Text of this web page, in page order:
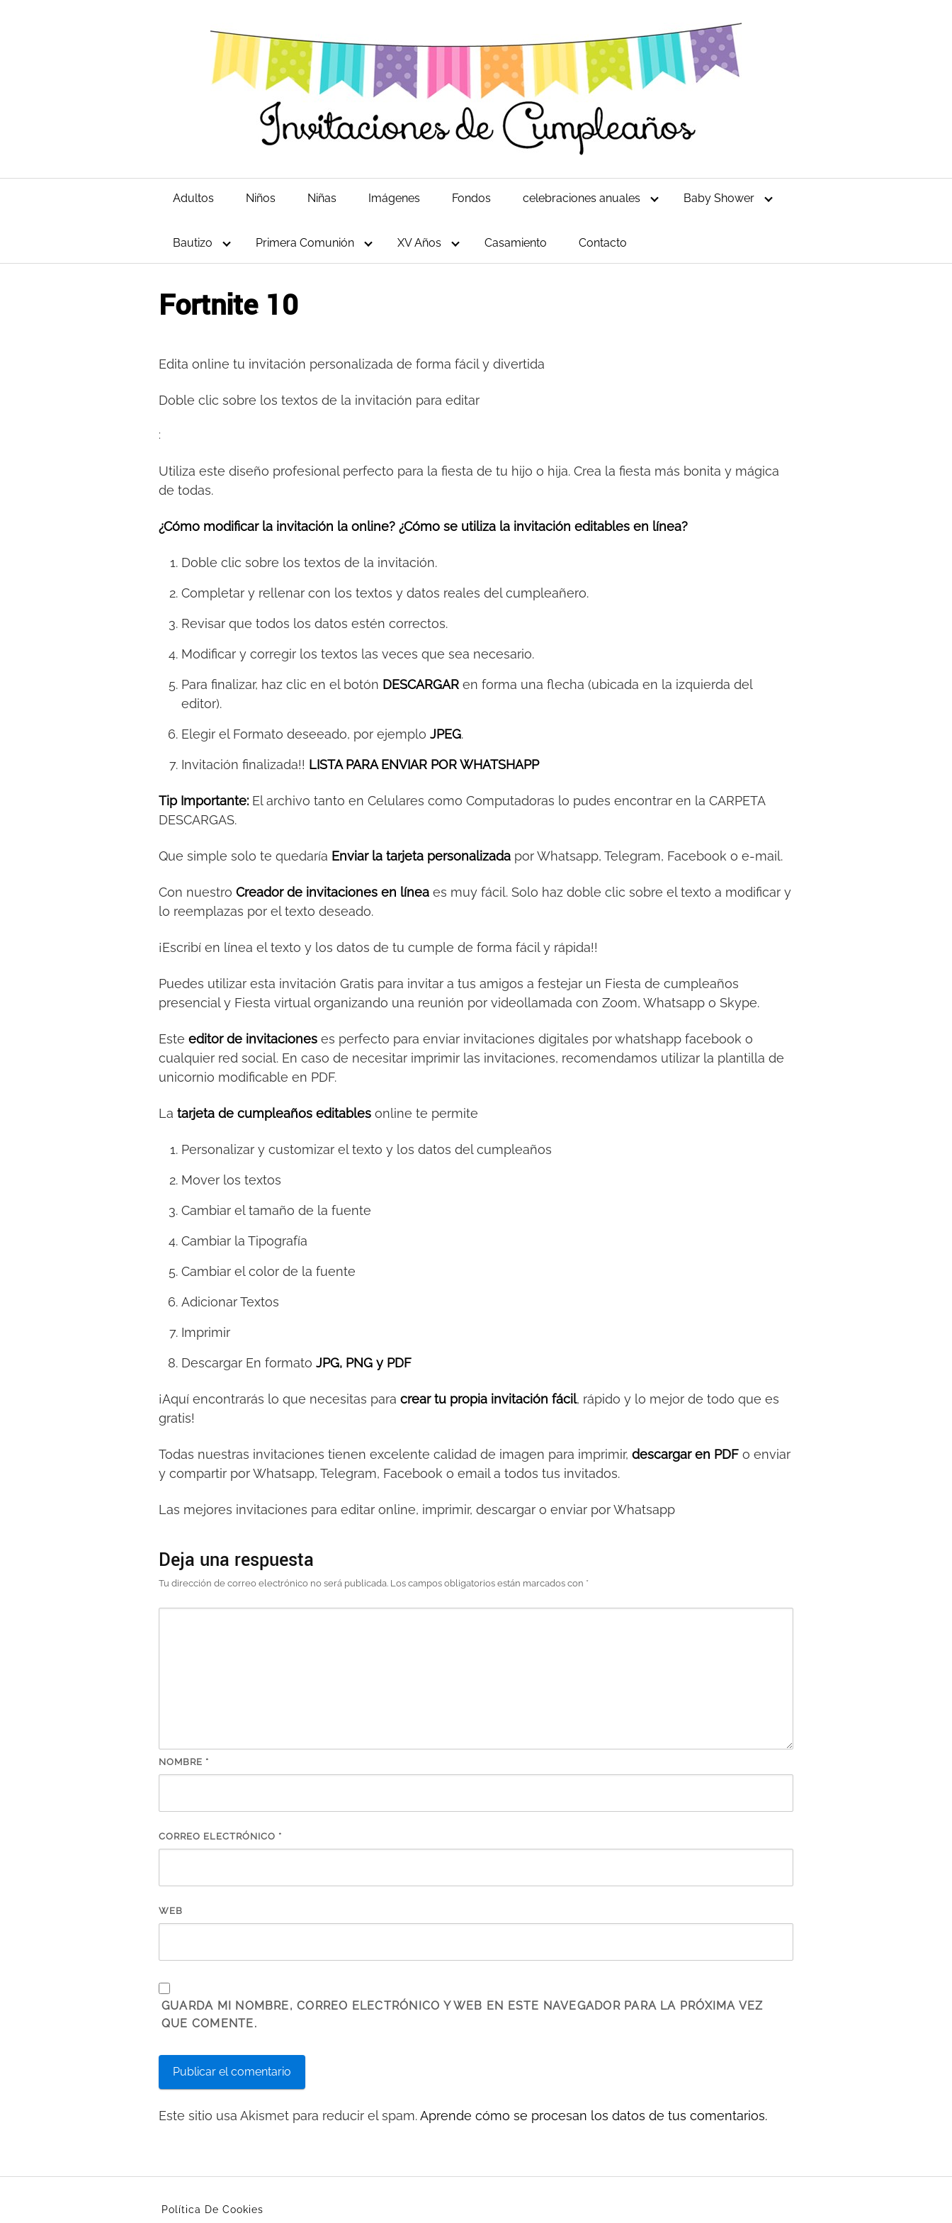
Adultos Niños Niñas Imágenes Fondos celebraciones anuales Baby Shower
Bautizo Primera Comunión XV Años Casamiento Contacto
Fortnite 10
Edita online tu invitación personalizada de forma fácil y divertida
Doble clic sobre los textos de la invitación para editar
:
Utiliza este diseño profesional perfecto para la fiesta de tu hijo o hija. Crea la fiesta más bonita y mágica
de todas.
¿Cómo modificar la invitación la online? ¿Cómo se utiliza la invitación editables en línea?
Doble clic sobre los textos de la invitación.
Completar y rellenar con los textos y datos reales del cumpleañero.
Revisar que todos los datos estén correctos.
Modificar y corregir los textos las veces que sea necesario.
Para finalizar, haz clic en el botón DESCARGAR en forma una flecha (ubicada en la izquierda del
editor).
Elegir el Formato deseeado, por ejemplo JPEG.
Invitación finalizada!! LISTA PARA ENVIAR POR WHATSHAPP
Tip Importante: El archivo tanto en Celulares como Computadoras lo pudes encontrar en la CARPETA
DESCARGAS.
Que simple solo te quedaría Enviar la tarjeta personalizada por Whatsapp, Telegram, Facebook o e-mail.
Con nuestro Creador de invitaciones en línea es muy fácil. Solo haz doble clic sobre el texto a modificar y
lo reemplazas por el texto deseado.
¡Escribí en línea el texto y los datos de tu cumple de forma fácil y rápida!!
Puedes utilizar esta invitación Gratis para invitar a tus amigos a festejar un Fiesta de cumpleaños
presencial y Fiesta virtual organizando una reunión por videollamada con Zoom, Whatsapp o Skype.
Este editor de invitaciones es perfecto para enviar invitaciones digitales por whatshapp facebook o
cualquier red social. En caso de necesitar imprimir las invitaciones, recomendamos utilizar la plantilla de
unicornio modificable en PDF.
La tarjeta de cumpleaños editables online te permite
Personalizar y customizar el texto y los datos del cumpleaños
Mover los textos
Cambiar el tamaño de la fuente
Cambiar la Tipografía
Cambiar el color de la fuente
Adicionar Textos
Imprimir
Descargar En formato JPG, PNG y PDF
¡Aquí encontrarás lo que necesitas para crear tu propia invitación fácil, rápido y lo mejor de todo que es
gratis!
Todas nuestras invitaciones tienen excelente calidad de imagen para imprimir, descargar en PDF o enviar
y compartir por Whatsapp, Telegram, Facebook o email a todos tus invitados.
Las mejores invitaciones para editar online, imprimir, descargar o enviar por Whatsapp
Deja una respuesta
Tu dirección de correo electrónico no será publicada. Los campos obligatorios están marcados con *
NOMBRE *
CORREO ELECTRÓNICO *
WEB
GUARDA MI NOMBRE, CORREO ELECTRÓNICO Y WEB EN ESTE NAVEGADOR PARA LA PRÓXIMA VEZ
QUE COMENTE.
Este sitio usa Akismet para reducir el spam.Aprende cómo se procesan los datos de tus comentarios.
Política De Cookies